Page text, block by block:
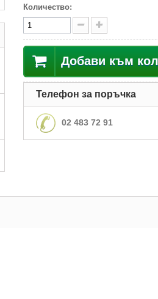
Количество:
Добави към
Телефон за поръчка
02 483 72 91